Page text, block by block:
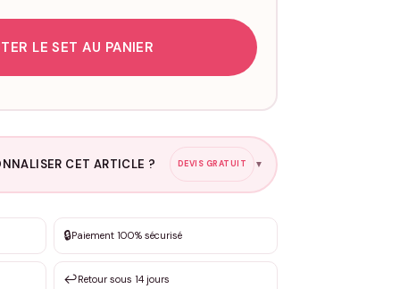
LE SET AU PANIER
CET ARTICLE ? DEVIS GRATUIT ▼
de 3 à 10€ selon la demande
🔒Paiement 100% sécurisé
↩️Retour sous 14 jours